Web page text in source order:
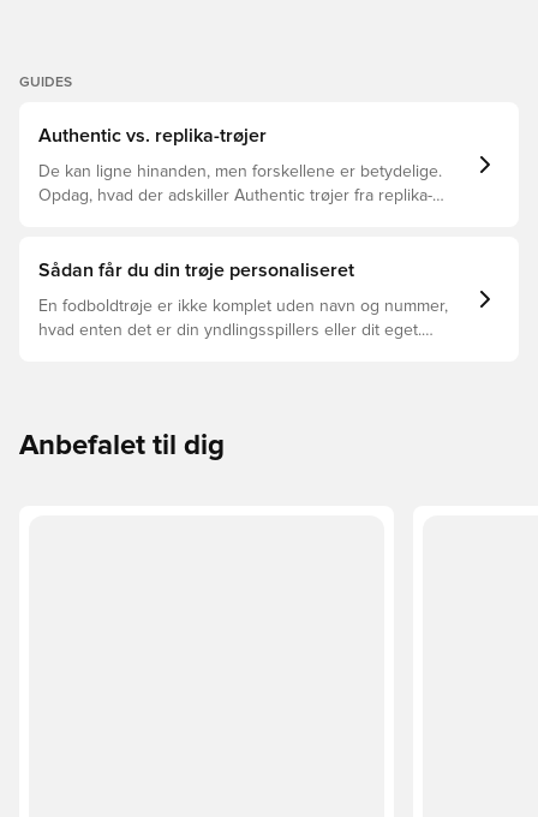
GUIDES
Authentic vs. replika-trøjer
De kan ligne hinanden, men forskellene er betydelige.
Opdag, hvad der adskiller Authentic trøjer fra replika-
Sådan får du din trøje personaliseret
En fodboldtrøje er ikke komplet uden navn og nummer,
hvad enten det er din yndlingsspillers eller dit eget.
Anbefalet til dig